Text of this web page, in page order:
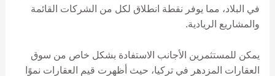
في البلاد، مما يوفر نقطة انطلاق لكل من الشركات القائمة
والمشاريع الريادية.
يمكن للمستثمرين الأجانب الاستفادة بشكل خاص من سوق
العقارات المزدهر في تركيا، حيث أظهرت قيم العقارات نموًا